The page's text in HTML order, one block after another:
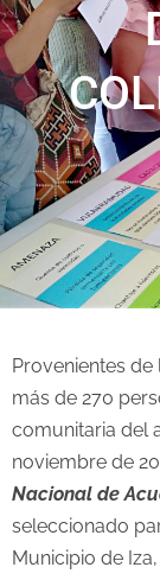
Provenientes
más de 270
comunitaria del
noviembre de
Nacional de
seleccionado
Municipio de